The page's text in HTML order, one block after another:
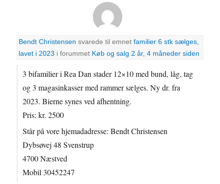
Bendt Christensen svarede til emnetfamilier 6 stk sælges,
lavet i 2023 i forummet Køb og salg 2 år, 4 måneder siden
3 bifamilier i Rea Dan stader 12×10 med bund, låg, tag
og 3 magasinkasser med rammer sælges. Ny dr. fra
2023. Bierne synes ved afhentning.
Pris: kr. 2500
Står på vore hjemadadresse: Bendt Christensen
Dybsøvej 48 Svenstrup
4700 Næstved
Mobil 30452247